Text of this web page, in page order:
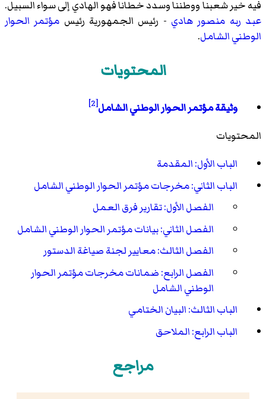
فيه خير شعبنا ووطننا وسدد خطانا فهو الهادي إلى سواء السبيل.
عبد ربه منصور هادي - رئيس الجمهورية رئيس مؤتمر الحوار
الوطني الشامل.
المحتويات
وثيقة مؤتمر الحوار الوطني الشامل[2]
المحتويات
الباب الأول: المقدمة
الباب الثاني: مخرجات مؤتمر الحوار الوطني الشامل
الفصل الأول: تقارير فرق العمل
الفصل الثاني: بيانات مؤتمر الحوار الوطني الشامل
الفصل الثالث: معايير لجنة صياغة الدستور
الفصل الرابع: ضمانات مخرجات مؤتمر الحوار
الوطني الشامل
الباب الثالث: البيان الختامي
الباب الرابع: الملاحق
مراجع